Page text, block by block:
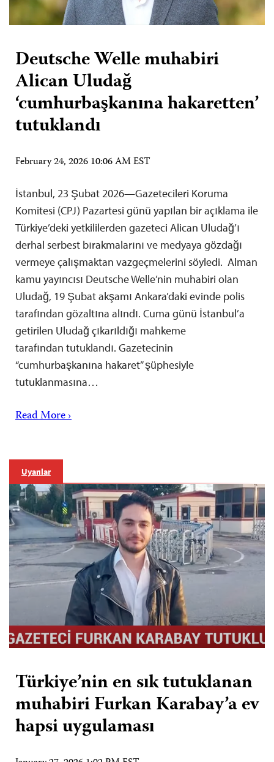
Deutsche Welle muhabiri
Alican Uludağ
‘cumhurbaşkanına hakaretten’
tutuklandı
February 24, 2026 10:06 AM EST
İstanbul, 23 Şubat 2026—Gazetecileri Koruma
Komitesi (CPJ) Pazartesi günü yapılan bir açıklama ile
Türkiye’deki yetkililerden gazeteci Alican Uludağ’ı
derhal serbest bırakmalarını ve medyaya gözdağı
vermeye çalışmaktan vazgeçmelerini söyledi. Alman
kamu yayıncısı Deutsche Welle’nin muhabiri olan
Uludağ, 19 Şubat akşamı Ankara’daki evinde polis
tarafından gözaltına alındı. Cuma günü İstanbul’a
getirilen Uludağ çıkarıldığı mahkeme
tarafından tutuklandı. Gazetecinin
“cumhurbaşkanına hakaret” şüphesiyle
tutuklanmasına…
Read More ›
Uyarılar
Türkiye’nin en sık tutuklanan
muhabiri Furkan Karabay’a ev
hapsi uygulaması